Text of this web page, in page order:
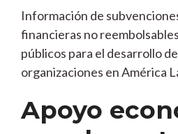
Información de
financieras no
públicos para el desarrollo
organizaciones en América
Apoyo